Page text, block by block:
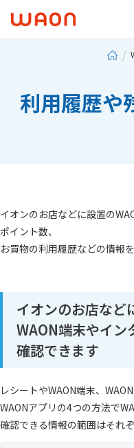
利用履歴や
イオンのお店などに設置の
ポイント数、
お買物の利用履歴などの情報
イオンのお店など
WAON端末やイン
確認できます
レシートやWAON端末、
WAONアプリの4つの方法で
確認できる情報の範囲はそれぞ